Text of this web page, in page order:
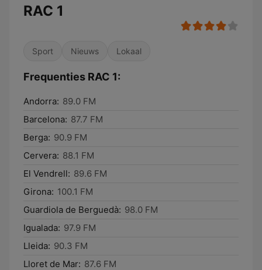
RAC 1
Sport Nieuws Lokaal
Frequenties RAC 1:
Andorra: 89.0 FM
Barcelona: 87.7 FM
Berga: 90.9 FM
Cervera: 88.1 FM
El Vendrell: 89.6 FM
Girona: 100.1 FM
Guardiola de Berguedà: 98.0 FM
Igualada: 97.9 FM
Lleida: 90.3 FM
Lloret de Mar: 87.6 FM